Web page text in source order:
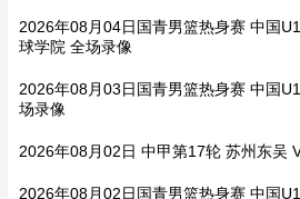
2026年08月04日国青男篮热身赛 中国
球学院 全场录像
2026年08月03日国青男篮热身赛 中国
场录像
2026年08月02日 中甲第17轮 苏州东吴
2026年08月02日国青男篮热身赛 中国